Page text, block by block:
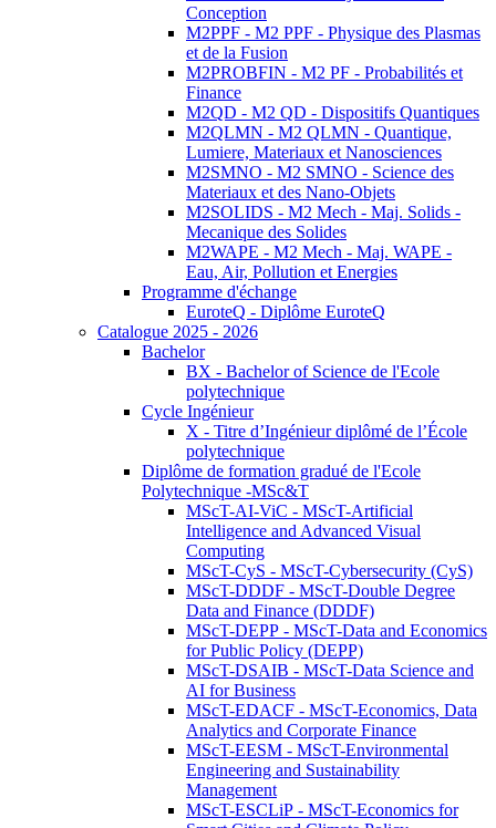
Conception
M2PPF - M2 PPF - Physique des Plasmas
et de la Fusion
M2PROBFIN - M2 PF - Probabilités et
Finance
M2QD - M2 QD - Dispositifs Quantiques
M2QLMN - M2 QLMN - Quantique,
Lumiere, Materiaux et Nanosciences
M2SMNO - M2 SMNO - Science des
Materiaux et des Nano-Objets
M2SOLIDS - M2 Mech - Maj. Solids -
Mecanique des Solides
M2WAPE - M2 Mech - Maj. WAPE -
Eau, Air, Pollution et Energies
Programme d'échange
EuroteQ - Diplôme EuroteQ
Catalogue 2025 - 2026
Bachelor
BX - Bachelor of Science de l'Ecole
polytechnique
Cycle Ingénieur
X - Titre d’Ingénieur diplômé de l’École
polytechnique
Diplôme de formation gradué de l'Ecole
Polytechnique -MSc&T
MScT-AI-ViC - MScT-Artificial
Intelligence and Advanced Visual
Computing
MScT-CyS - MScT-Cybersecurity (CyS)
MScT-DDDF - MScT-Double Degree
Data and Finance (DDDF)
MScT-DEPP - MScT-Data and Economics
for Public Policy (DEPP)
MScT-DSAIB - MScT-Data Science and
AI for Business
MScT-EDACF - MScT-Economics, Data
Analytics and Corporate Finance
MScT-EESM - MScT-Environmental
Engineering and Sustainability
Management
MScT-ESCLiP - MScT-Economics for